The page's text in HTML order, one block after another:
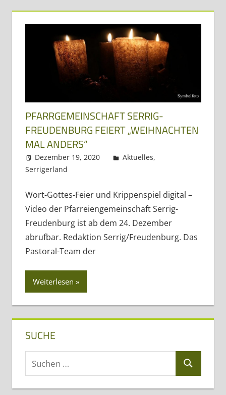
PFARRGEMEINSCHAFT SERRIG-
FREUDENBURG FEIERT „WEIHNACHTEN
MAL ANDERS“
Dezember 19, 2020 Regio3
Aktuelles,
Serrigerland
Wort-Gottes-Feier und Krippenspiel digital –
Video der Pfarreiengemeinschaft Serrig-
Freudenburg ist ab dem 24. Dezember
abrufbar. Redaktion Serrig/Freudenburg. Das
Pastoral-Team der
Weiterlesen
SUCHE
Suchen
nach:
Suchen